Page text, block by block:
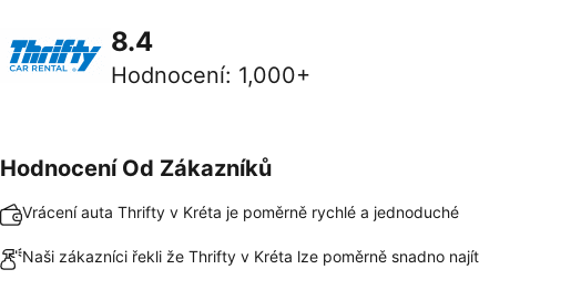
8.4
Hodnocení: 1,000+
Hodnocení Od Zákazníků
Vrácení auta Thrifty v Kréta je poměrně rychlé a jednoduché
Naši zákazníci řekli že Thrifty v Kréta lze poměrně snadno najít